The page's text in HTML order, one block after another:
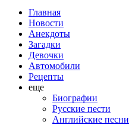
Главная
Новости
Анекдоты
Загадки
Девочки
Автомобили
Рецепты
еще
Биографии
Русские пести
Английские песни